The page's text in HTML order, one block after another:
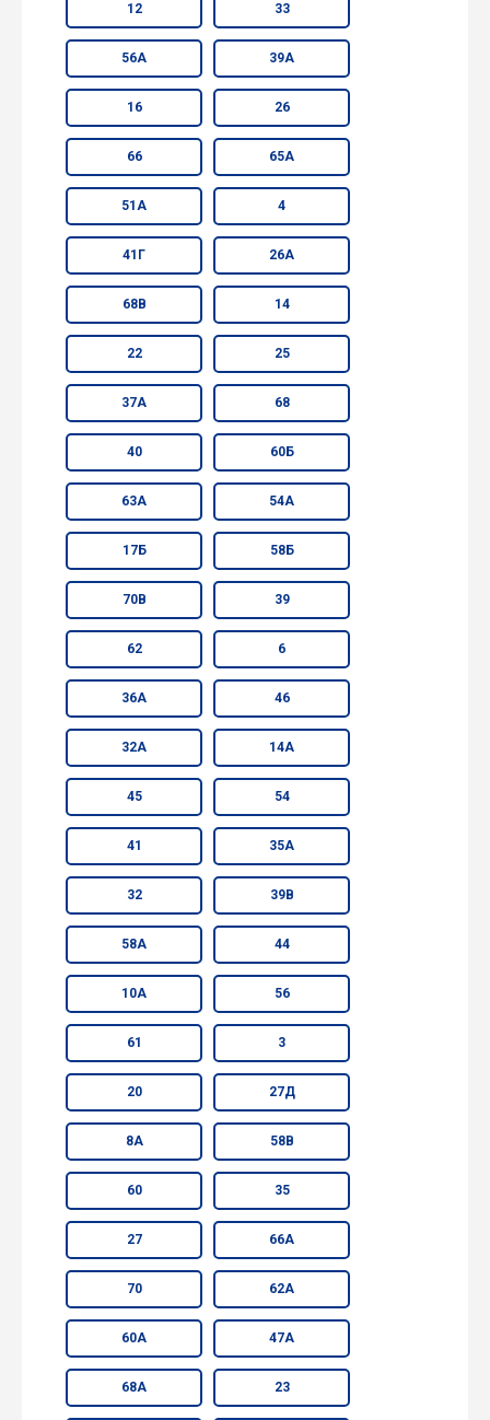
12 33
56А 39А
16 26
66 65А
51А 4
41Г 26А
68В 14
22 25
37А 68
40 60Б
63А 54А
17Б 58Б
70В 39
62 6
36А 46
32А 14А
45 54
41 35А
32 39В
58А 44
10А 56
61 3
20 27Д
8А 58В
60 35
27 66А
70 62А
60А 47А
68А 23